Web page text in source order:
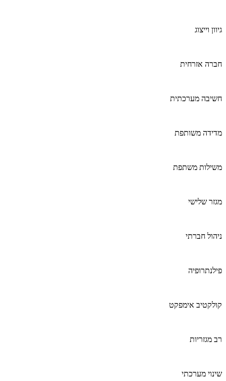
גיוון וייצוג
חברה אזרחית
חשיבה מערכתית
מדידה משותפת
משילות משתפת
מגזר שלישי
ניהול חברתי
פילנתרופיה
קולקטיב אימפקט
רב מגזריות
שינוי מערכתי